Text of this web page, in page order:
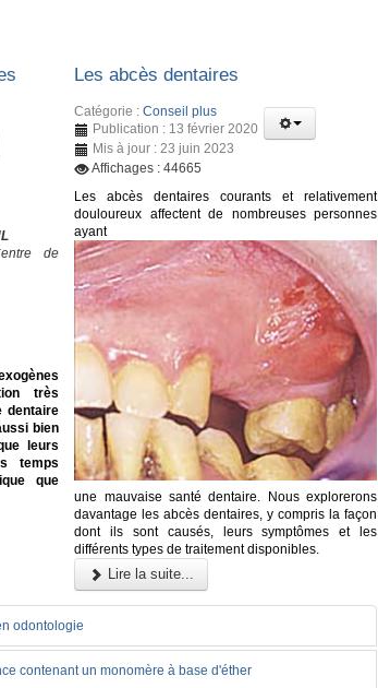
de
très
dentaire
bien
leurs
temps
que
Les abcès dentaires
Catégorie :Conseil plus
Publication : 13 février 2020
Mis à jour : 23 juin 2023
Affichages : 44665
Les abcès dentaires courants et relativement
douloureux affectent de nombreuses personnes
ayant
une mauvaise santé dentaire. Nous explorerons
davantage les abcès dentaires, y compris la façon
dont ils sont causés, leurs symptômes et les
différents types de traitement disponibles.
Lire la suite...
odontologie
contenant un monomère à base d'éther